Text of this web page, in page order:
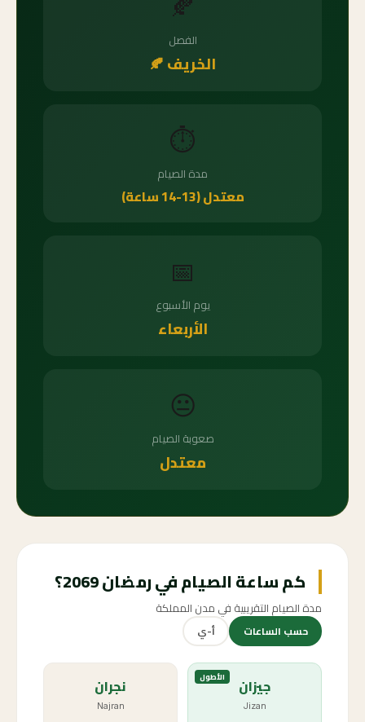
الفصل
الخريف 🍂
⏱️
مدة الصيام
معتدل (13-14 ساعة)
📅
يوم الأسبوع
الأربعاء
😐
صعوبة الصيام
معتدل
كم ساعة الصيام في رمضان 2069؟
مدة الصيام التقريبية في مدن المملكة
حسب الساعات أ-ي
الأطول جيزان
Jizan
نجران
Najran